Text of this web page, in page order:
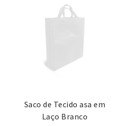
Saco de Tecido asa em
Laço Branco